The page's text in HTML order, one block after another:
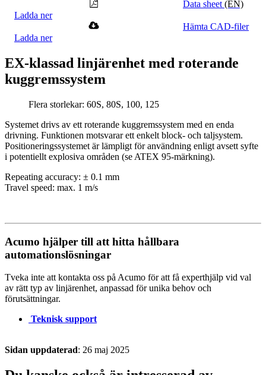
Data sheet (EN)
Ladda ner
Hämta CAD-filer
Ladda ner
EX-klassad linjärenhet med roterande
kuggremssystem
Flera storlekar: 60S, 80S, 100, 125
Systemet drivs av ett roterande kuggremssystem med en enda
drivning. Funktionen motsvarar ett enkelt block- och taljsystem.
Positioneringssystemet är lämpligt för användning enligt avsett syfte
i potentiellt explosiva områden (se ATEX 95-märkning).
Repeating accuracy: ± 0.1 mm
Travel speed: max. 1 m/s
Acumo hjälper till att hitta hållbara
automationslösningar
Tveka inte att kontakta oss på Acumo för att få experthjälp vid val
av rätt typ av linjärenhet, anpassad för unika behov och
förutsättningar.
Teknisk support
Sidan uppdaterad: 26 maj 2025